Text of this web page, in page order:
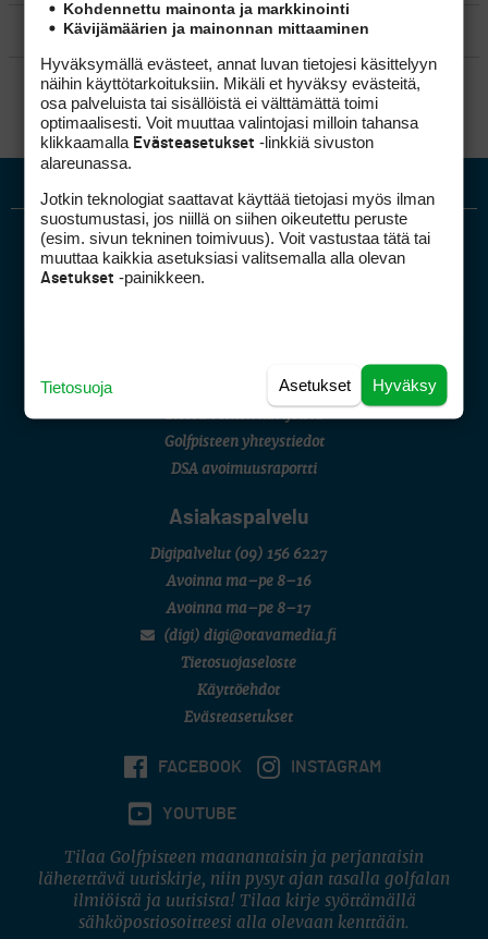
KILPAGOLF & HARJOITTELU
SÄÄNNÖT
Mediahinnasto
Golfpisteen yhteystiedot
DSA avoimuusraportti
Asiakaspalvelu
Digipalvelut (09) 156 6227
Avoinna ma–pe 8–16
Avoinna ma–pe 8–17
(digi) digi@otavamedia.fi
Tietosuojaseloste
Käyttöehdot
Evästeasetukset
FACEBOOK INSTAGRAM
YOUTUBE
Tilaa Golfpisteen maanantaisin ja perjantaisin
lähetettävä uutiskirje, niin pysyt ajan tasalla golfalan
ilmiöistä ja uutisista! Tilaa kirje syöttämällä
sähköpostiosoitteesi alla olevaan kenttään.
Kohdennettu mainonta ja markkinointi
Kävijämäärien ja mainonnan mittaaminen
Hyväksymällä evästeet, annat luvan tietojesi käsittelyyn
näihin käyttötarkoituksiin. Mikäli et hyväksy evästeitä,
osa palveluista tai sisällöistä ei välttämättä toimi
optimaalisesti. Voit muuttaa valintojasi milloin tahansa
klikkaamalla Evästeasetukset -linkkiä sivuston
alareunassa.
Jotkin teknologiat saattavat käyttää tietojasi myös ilman
suostumustasi, jos niillä on siihen oikeutettu peruste
(esim. sivun tekninen toimivuus). Voit vastustaa tätä tai
muuttaa kaikkia asetuksiasi valitsemalla alla olevan
Asetukset -painikkeen.
Hyväksy
Asetukset
Tietosuoja